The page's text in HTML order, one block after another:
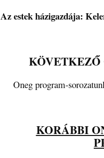
Az estek házigazdája:
KÖVETKEZŐ
Oneg program-
KORÁBBI